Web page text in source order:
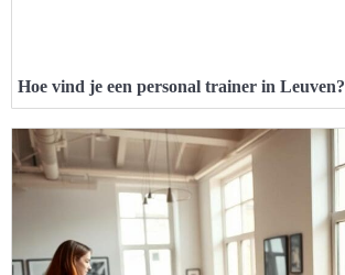
Hoe vind je een personal trainer in Leuven?